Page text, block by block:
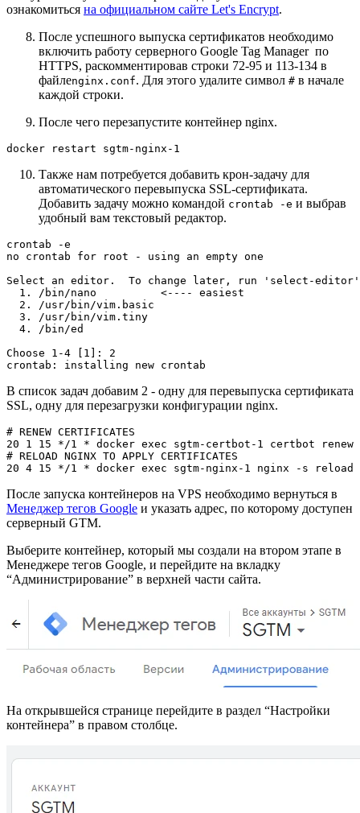
ознакомиться на официальном сайте Let's Encrypt.
После успешного выпуска сертификатов необходимо
включить работу серверного Google Tag Manager по
HTTPS, раскомментировав строки 72-95 и 113-134 в
файлеnginx.conf. Для этого удалите символ # в начале
каждой строки.
После чего перезапустите контейнер nginx.
docker restart sgtm-nginx-1
Также нам потребуется добавить крон-задачу для
автоматического перевыпуска SSL-сертификата.
Добавить задачу можно командой crontab -e и выбрав
удобный вам текстовый редактор.
crontab -e
no crontab for root - using an empty one
Select an editor.  To change later, run 'select-
  1. /bin/nano    	<---- easiest
  2. /usr/bin/vim.basic
  3. /usr/bin/vim.tiny
  4. /bin/ed
Choose 1-4 [1]: 2
В список задач добавим 2 - одну для перевыпуска сертификата
SSL, одну для перезагрузки конфигурации nginx.
# RENEW CERTIFICATES
20 1 15 */1 * docker exec sgtm-certbot-1 certbot renew
# RELOAD NGINX TO APPLY CERTIFICATES
После запуска контейнеров на VPS необходимо вернуться в
Менеджер тегов Google и указать адрес, по которому доступен
серверный GTM.
Выберите контейнер, который мы создали на втором этапе в
Менеджере тегов Google, и перейдите на вкладку
“Администрирование” в верхней части сайта.
На открывшейся странице перейдите в раздел “Настройки
контейнера” в правом столбце.